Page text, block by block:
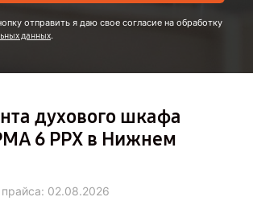
отправить я даю свое согласие на обработку
данных.
духового шкафа
6 PPX в Нижнем
02.08.2026